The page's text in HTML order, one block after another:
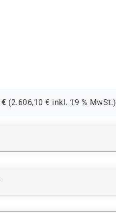
€ (2.606,10 € inkl. 19 % MwSt.)